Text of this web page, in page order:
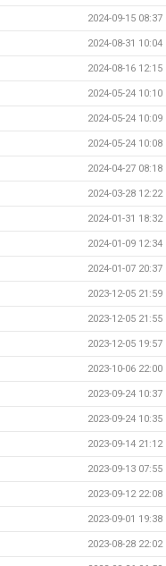
2024-09-15 08:37
2024-08-31 10:04
2024-08-16 12:15
2024-05-24 10:10
2024-05-24 10:09
2024-05-24 10:08
2024-04-27 08:18
2024-03-28 12:22
2024-01-31 18:32
2024-01-09 12:34
2024-01-07 20:37
2023-12-05 21:59
2023-12-05 21:55
2023-12-05 19:57
2023-10-06 22:00
2023-09-24 10:37
2023-09-24 10:35
2023-09-14 21:12
2023-09-13 07:55
2023-09-12 22:08
2023-09-01 19:38
2023-08-28 22:02